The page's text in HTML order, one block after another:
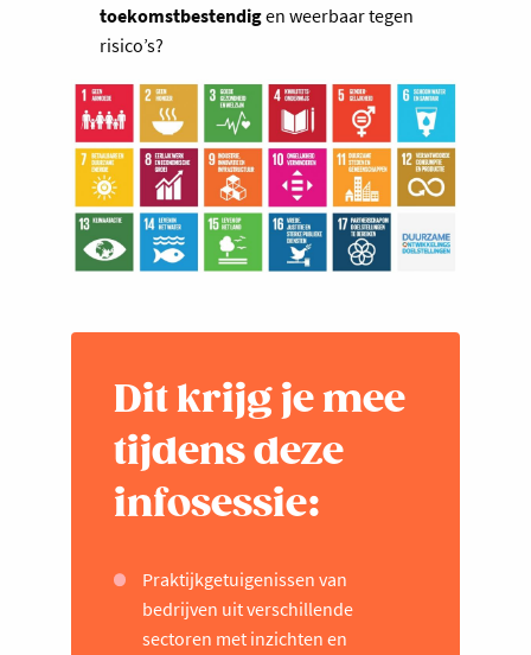
toekomstbestendigen weerbaar tegen
risico’s?
Dit krijg je mee
tijdens deze
infosessie:
Praktijkgetuigenissen van
bedrijven uit verschillende
sectoren met inzichten en